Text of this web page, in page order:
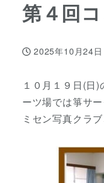
第４回
投稿日
2025年10月24日
１０月１９日(日
ーツ場では箏サ
ミセン写真クラ